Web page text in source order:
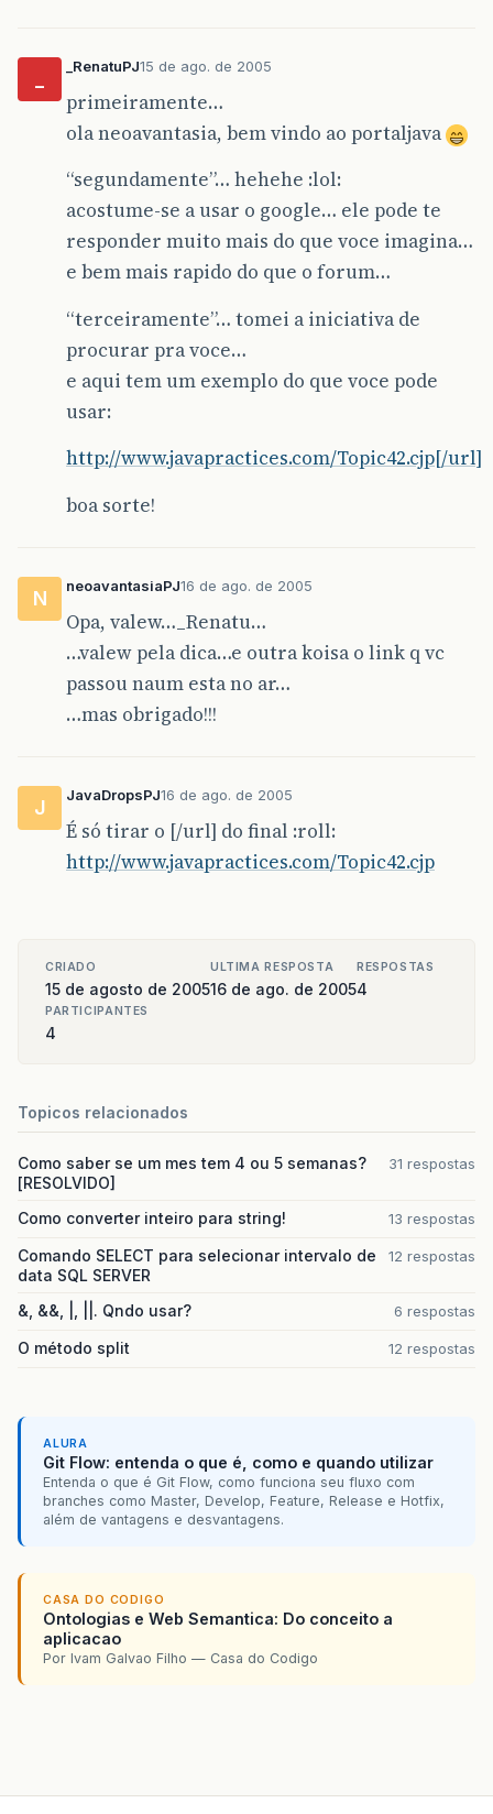
_RenatuPJ15 de ago. de 2005
primeiramente…
ola neoavantasia, bem vindo ao portaljava
“segundamente”… hehehe :lol:
acostume-se a usar o google… ele pode te
responder muito mais do que voce imagina…
e bem mais rapido do que o forum…
“terceiramente”… tomei a iniciativa de
procurar pra voce…
e aqui tem um exemplo do que voce pode
usar:
http://www.javapractices.com/Topic42.cjp[/url]
boa sorte!
N
neoavantasiaPJ16 de ago. de 2005
Opa, valew…_Renatu…
…valew pela dica…e outra koisa o link q vc
passou naum esta no ar…
…mas obrigado!!!
J
JavaDropsPJ16 de ago. de 2005
É só tirar o [/url] do final :roll:
http://www.javapractices.com/Topic42.cjp
CRIADO
15 de agosto de 2005
ULTIMA RESPOSTA
16 de ago. de 2005
RESPOSTAS
4
PARTICIPANTES
4
Topicos relacionados
Como saber se um mes tem 4 ou 5 semanas?
[RESOLVIDO]
31 respostas
Como converter inteiro para string! 13 respostas
Comando SELECT para selecionar intervalo de
data SQL SERVER
12 respostas
&, &&, |, ||. Qndo usar? 6 respostas
O método split 12 respostas
ALURA
Git Flow: entenda o que é, como e quando utilizar
Entenda o que é Git Flow, como funciona seu fluxo com
branches como Master, Develop, Feature, Release e Hotfix,
além de vantagens e desvantagens.
CASA DO CODIGO
Ontologias e Web Semantica: Do conceito a
aplicacao
Por Ivam Galvao Filho — Casa do Codigo